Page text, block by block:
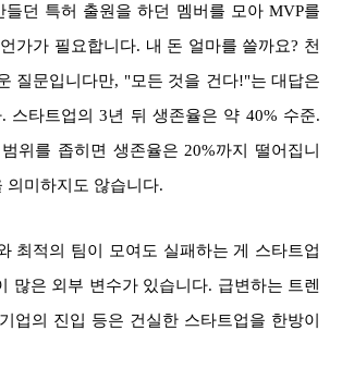
들던 특허 출원을 하던 멤버를 모아 MVP를
가가 필요합니다. 내 돈 얼마를 쓸까요? 천
질문입니다만, "모든 것을 건다!"는 대답은
스타트업의 3년 뒤 생존율은 약 40% 수준.
위를 좁히면 생존율은 20%까지 떨어집니
의미하지도 않습니다.
최적의 팀이 모여도 실패하는 게 스타트업
많은 외부 변수가 있습니다. 급변하는 트렌
업의 진입 등은 건실한 스타트업을 한방이